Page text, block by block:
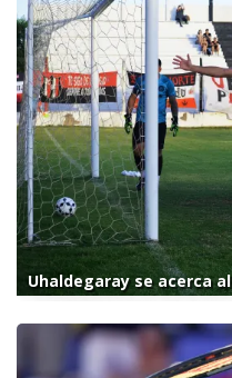
Uhaldegaray se acerca